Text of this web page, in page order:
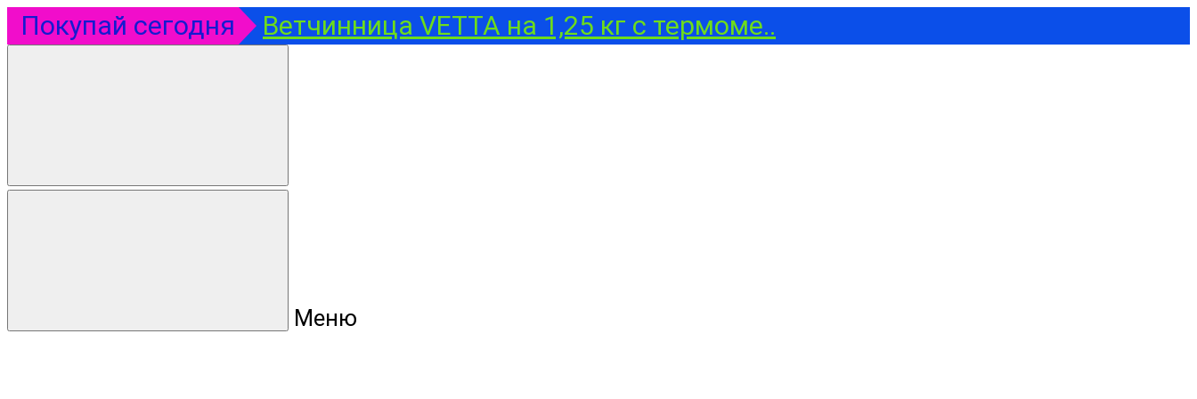
Покупай сегодня Ветчинница VETTA на 1,25 кг с термоме..
Меню